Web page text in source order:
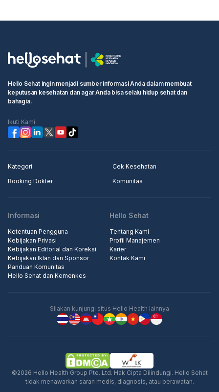
Hello Sehat ingin menjadi sumber informasi Anda dalam membuat
keputusan kesehatan dan agar Anda bisa selalu hidup sehat dan
bahagia.
Ikuti Kami
Kategori
Cek Kesehatan
Booking Dokter
Komunitas
Informasi
Ketentuan Pengguna
Kebijakan Privasi
Kebijakan Editorial dan Koreksi
Kebijakan Iklan dan Sponsor
Panduan Komunitas
Hello Sehat dan Kemenkes
Hello Sehat
Tentang Kami
Profil Manajemen
Karier
Kontak Kami
Silakan kunjungi situs Hello Health lainnya
©2026 Hello Health Group Pte. Ltd. Hak Cipta Dilindungi. Hello Sehat
tidak menawarkan saran medis, diagnosis, atau perawatan.